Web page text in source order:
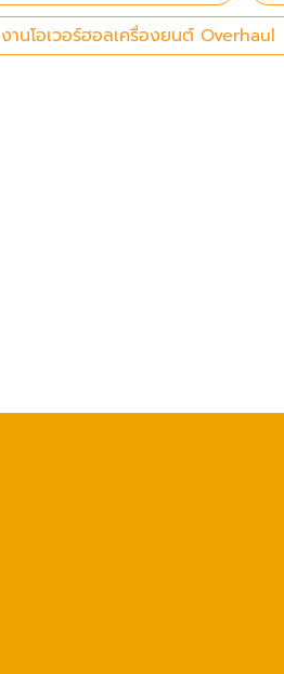
งานโอเวอร์ฮอลเครื่องยนต์ Overhaul